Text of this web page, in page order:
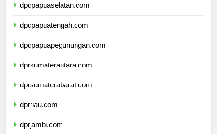
dpdpapuaselatan.com
dpdpapuatengah.com
dpdpapuapegunungan.com
dprsumaterautara.com
dprsumaterabarat.com
dprriau.com
dprjambi.com